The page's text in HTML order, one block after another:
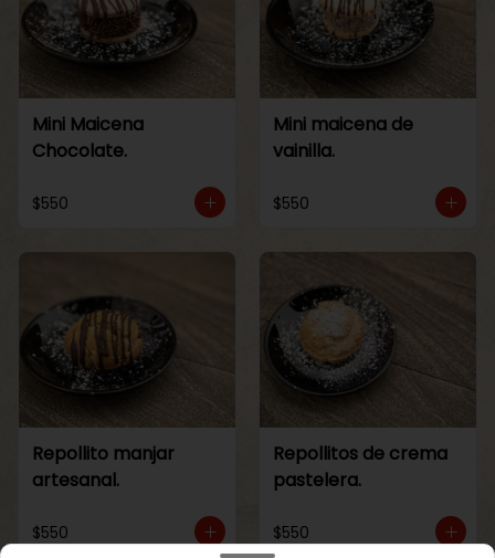
Mini Maicena
Chocolate.
$550
Mini maicena de
vainilla.
$550
Repollito manjar
artesanal.
$550
Repollitos de crema
pastelera.
$550